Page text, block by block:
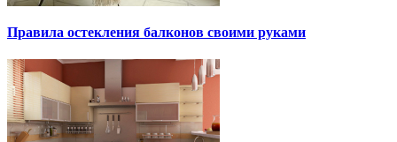
Правила остекления балконов своими руками